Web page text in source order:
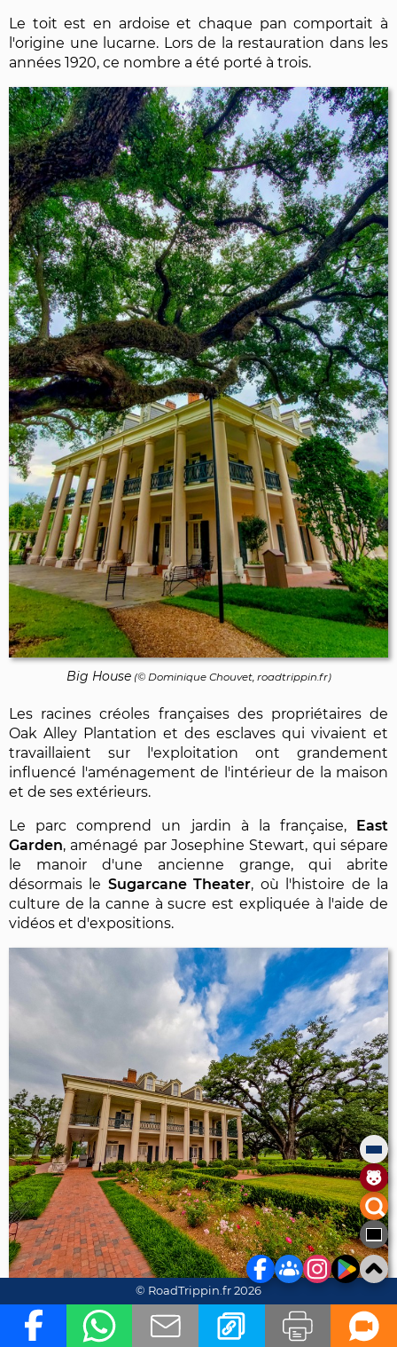
Le toit est en ardoise et chaque pan comportait à
l'origine une lucarne. Lors de la restauration dans les
années 1920, ce nombre a été porté à trois.
Big House(© Dominique Chouvet, roadtrippin.fr)
Les racines créoles françaises des propriétaires de
Oak Alley Plantation et des esclaves qui vivaient et
travaillaient sur l'exploitation ont grandement
influencé l'aménagement de l'intérieur de la maison
et de ses extérieurs.
Le parc comprend un jardin à la française, East
Garden, aménagé par Josephine Stewart, qui sépare
le manoir d'une ancienne grange, qui abrite
désormais le Sugarcane Theater, où l'histoire de la
culture de la canne à sucre est expliquée à l'aide de
vidéos et d'expositions.
East Garden Dominique Chouvet
De l'autre côté, on retrouve un autre beau jardin
© RoadTrippin.fr 2026